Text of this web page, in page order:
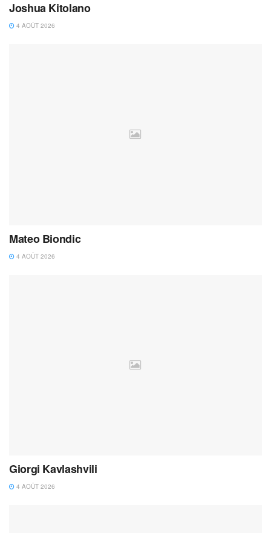
Joshua Kitolano
4 AOÛT 2026
Mateo Biondic
4 AOÛT 2026
Giorgi Kavlashvili
4 AOÛT 2026